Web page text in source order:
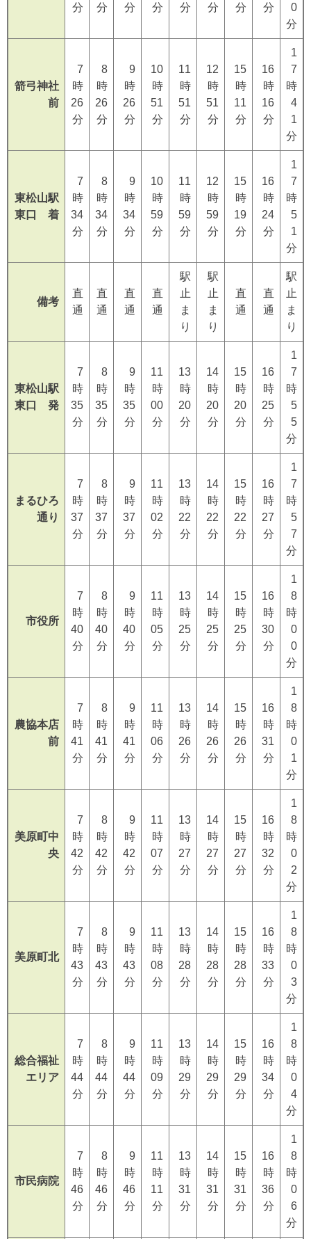
分
分
分
分
分
分
分
分
0
分
箭弓神社
前
7
時
26
分
8
時
26
分
9
時
26
分
10
時
51
分
11
時
51
分
12
時
51
分
15
時
11
分
16
時
16
分
1
7
時
4
1
分
東松山駅
東口 着
7
時
34
分
8
時
34
分
9
時
34
分
10
時
59
分
11
時
59
分
12
時
59
分
15
時
19
分
16
時
24
分
1
7
時
5
1
分
備考
直
通
直
通
直
通
直
通
駅
止
ま
り
駅
止
ま
り
直
通
直
通
駅
止
ま
り
東松山駅
東口 発
7
時
35
分
8
時
35
分
9
時
35
分
11
時
00
分
13
時
20
分
14
時
20
分
15
時
20
分
16
時
25
分
1
7
時
5
5
分
まるひろ
通り
7
時
37
分
8
時
37
分
9
時
37
分
11
時
02
分
13
時
22
分
14
時
22
分
15
時
22
分
16
時
27
分
1
7
時
5
7
分
市役所
7
時
40
分
8
時
40
分
9
時
40
分
11
時
05
分
13
時
25
分
14
時
25
分
15
時
25
分
16
時
30
分
1
8
時
0
0
分
農協本店
前
7
時
41
分
8
時
41
分
9
時
41
分
11
時
06
分
13
時
26
分
14
時
26
分
15
時
26
分
16
時
31
分
1
8
時
0
1
分
美原町中
央
7
時
42
分
8
時
42
分
9
時
42
分
11
時
07
分
13
時
27
分
14
時
27
分
15
時
27
分
16
時
32
分
1
8
時
0
2
分
美原町北
7
時
43
分
8
時
43
分
9
時
43
分
11
時
08
分
13
時
28
分
14
時
28
分
15
時
28
分
16
時
33
分
1
8
時
0
3
分
総合福祉
エリア
7
時
44
分
8
時
44
分
9
時
44
分
11
時
09
分
13
時
29
分
14
時
29
分
15
時
29
分
16
時
34
分
1
8
時
0
4
分
市民病院
7
時
46
分
8
時
46
分
9
時
46
分
11
時
11
分
13
時
31
分
14
時
31
分
15
時
31
分
16
時
36
分
1
8
時
0
6
分